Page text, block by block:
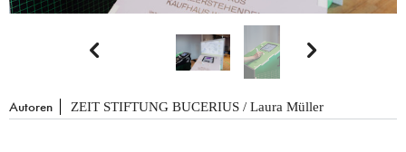
 
Autoren ZEIT STIFTUNG BUCERIUS / Laura Müller